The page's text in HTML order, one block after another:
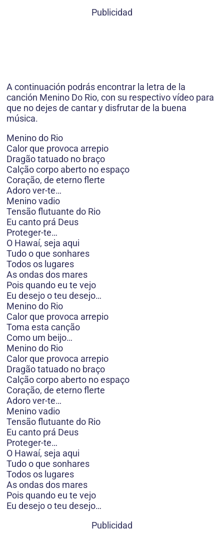
Publicidad
A continuación podrás encontrar la letra de la
canción Menino Do Rio, con su respectivo vídeo para
que no dejes de cantar y disfrutar de la buena
música.
Menino do Rio
Calor que provoca arrepio
Dragão tatuado no braço
Calção corpo aberto no espaço
Coração, de eterno flerte
Adoro ver-te…
Menino vadio
Tensão flutuante do Rio
Eu canto prá Deus
Proteger-te…
O Hawaí, seja aqui
Tudo o que sonhares
Todos os lugares
As ondas dos mares
Pois quando eu te vejo
Eu desejo o teu desejo…
Menino do Rio
Calor que provoca arrepio
Toma esta canção
Como um beijo…
Menino do Rio
Calor que provoca arrepio
Dragão tatuado no braço
Calção corpo aberto no espaço
Coração, de eterno flerte
Adoro ver-te…
Menino vadio
Tensão flutuante do Rio
Eu canto prá Deus
Proteger-te…
O Hawaí, seja aqui
Tudo o que sonhares
Todos os lugares
As ondas dos mares
Pois quando eu te vejo
Eu desejo o teu desejo…
Publicidad